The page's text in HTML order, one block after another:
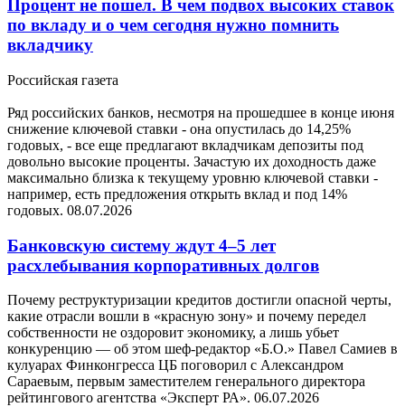
Процент не пошел. В чем подвох высоких ставок
по вкладу и о чем сегодня нужно помнить
вкладчику
Российская газета
Ряд российских банков, несмотря на прошедшее в конце июня
снижение ключевой ставки - она опустилась до 14,25%
годовых, - все еще предлагают вкладчикам депозиты под
довольно высокие проценты. Зачастую их доходность даже
максимально близка к текущему уровню ключевой ставки -
например, есть предложения открыть вклад и под 14%
годовых. 08.07.2026
Банковскую систему ждут 4–5 лет
расхлебывания корпоративных долгов
Почему реструктуризации кредитов достигли опасной черты,
какие отрасли вошли в «красную зону» и почему передел
собственности не оздоровит экономику, а лишь убьет
конкуренцию — об этом шеф-редактор «Б.О.» Павел Самиев в
кулуарах Финконгресса ЦБ поговорил с Александром
Сараевым, первым заместителем генерального директора
рейтингового агентства «Эксперт РА». 06.07.2026